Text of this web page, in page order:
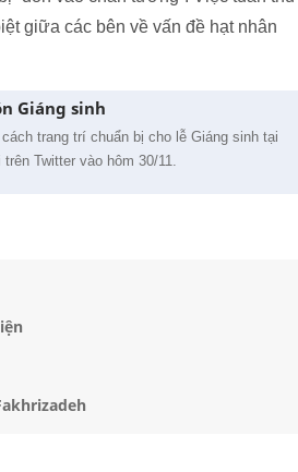
giữa các bên về vấn đề hạt nhân
Giáng sinh
trang trí chuẩn bị cho lễ Giáng sinh tại
Twitter vào hôm 30/11.